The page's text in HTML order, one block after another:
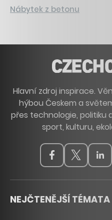
Nábytek z betonu
Hlavní zdroj inspirace.
hýbou Českem a
přes technologie, politiku
sport, kulturu,
NEJČTENĚJŠÍ TÉMATA